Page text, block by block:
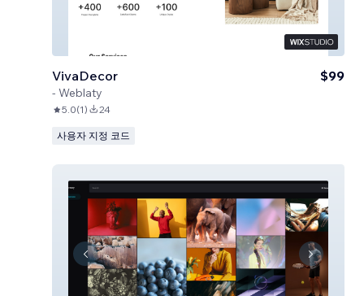
VivaDecor
- Weblaty
$99
5.0(1) 24
사용자 지정 코드